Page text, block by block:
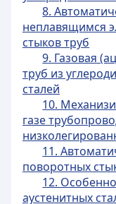
8.
неплавящимся
стыков труб
9. Газовая
труб из
сталей
10.
газе
11.
поворотных
12.
аустенитных